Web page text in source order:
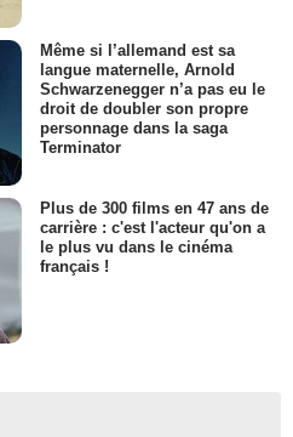
Même si l’allemand est sa
langue maternelle, Arnold
Schwarzenegger n’a pas eu le
droit de doubler son propre
personnage dans la saga
Terminator
Plus de 300 films en 47 ans de
carrière : c'est l'acteur qu'on a
le plus vu dans le cinéma
français !